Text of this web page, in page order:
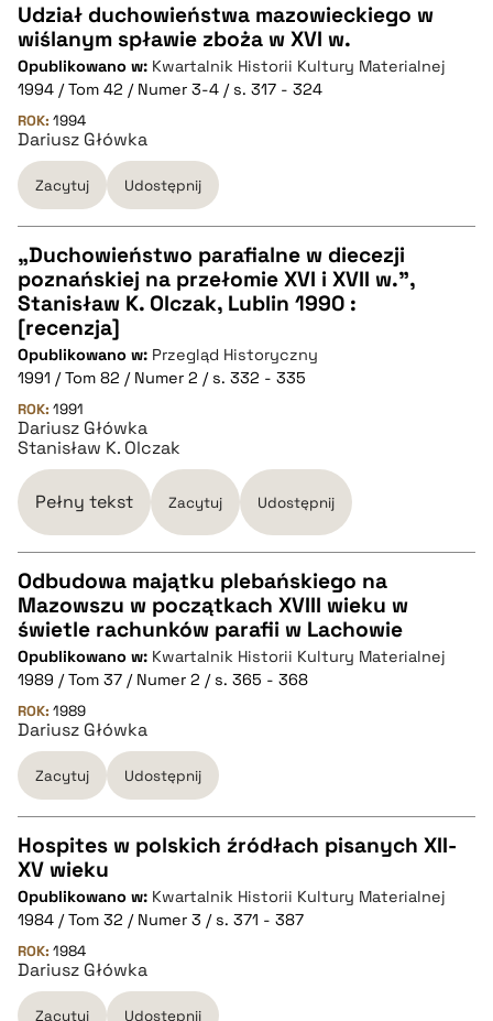
CZYSTY TEKST
pobierz cytat
BIBTEX
pobierz cytat
Udział duchowieństwa mazowieckiego w
wiślanym spławie zboża w XVI w.
Opublikowano w: Kwartalnik Historii Kultury Materialnej
1994 / Tom 42 / Numer 3-4 / s. 317 - 324
ROK: 1994
Dariusz Główka
Zacytuj Udostępnij
CZYSTY TEKST
pobierz cytat
BIBTEX
pobierz cytat
„Duchowieństwo parafialne w diecezji
poznańskiej na przełomie XVI i XVII w.”,
Stanisław K. Olczak, Lublin 1990 :
[recenzja]
Opublikowano w: Przegląd Historyczny
1991 / Tom 82 / Numer 2 / s. 332 - 335
ROK: 1991
Dariusz Główka
Stanisław K. Olczak
Pełny tekst Zacytuj Udostępnij
CZYSTY TEKST
pobierz cytat
BIBTEX
pobierz cytat
Odbudowa majątku plebańskiego na
Mazowszu w początkach XVIII wieku w
świetle rachunków parafii w Lachowie
Opublikowano w: Kwartalnik Historii Kultury Materialnej
1989 / Tom 37 / Numer 2 / s. 365 - 368
ROK: 1989
Dariusz Główka
Zacytuj Udostępnij
CZYSTY TEKST
pobierz cytat
Hospites w polskich źródłach pisanych XII-
XV wieku
Opublikowano w: Kwartalnik Historii Kultury Materialnej
1984 / Tom 32 / Numer 3 / s. 371 - 387
ROK: 1984
Dariusz Główka
Zacytuj Udostępnij